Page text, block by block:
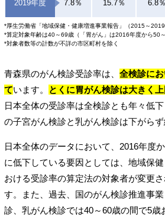
2019年度 7.8％ 15.7％ 6.8％
*厚生労働省「地域保健・健康増進事業報告」（2015～
*算定対象年齢は40～69歳（「胃がん」は2016年度から50
*対象者数等の計数が不詳の市区町村を除く
青森県のがん検診受診率は、 全検診に
ています。 とくに胃がん検診は大きく
日本全体の受診率は全検診とも年々低
の子宮がん検診と乳がん検診は下がらず
日本全体のデータにおいて、2016年度
に低下している要因としては、地域保
おける受診率の算定法の対象者が変更
す。また、過去、国のがん検診推進事
診、乳がん検診では40～60歳の間で5